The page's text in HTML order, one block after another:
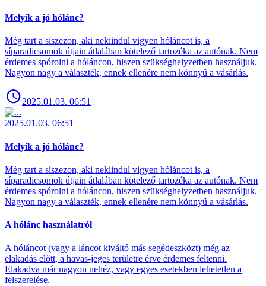
Melyik a jó hólánc?
Még tart a síszezon, aki nekiindul vigyen hóláncot is, a
síparadicsomok útjain átlalában kötelező tartozéka az autónak. Nem
érdemes spórolni a hóláncon, hiszen szükséghelyzetben használjuk.
Nagyon nagy a választék, ennek ellenére nem könnyű a vásárlás.
2025.01.03. 06:51
2025.01.03. 06:51
Melyik a jó hólánc?
Még tart a síszezon, aki nekiindul vigyen hóláncot is, a
síparadicsomok útjain átlalában kötelező tartozéka az autónak. Nem
érdemes spórolni a hóláncon, hiszen szükséghelyzetben használjuk.
Nagyon nagy a választék, ennek ellenére nem könnyű a vásárlás.
A hólánc használatról
A hóláncot (vagy a láncot kiváltó más segédeszközt) még az
elakadás előtt, a havas-jeges területre érve érdemes feltenni.
Elakadva már nagyon nehéz, vagy egyes esetekben lehetetlen a
felszerelése.